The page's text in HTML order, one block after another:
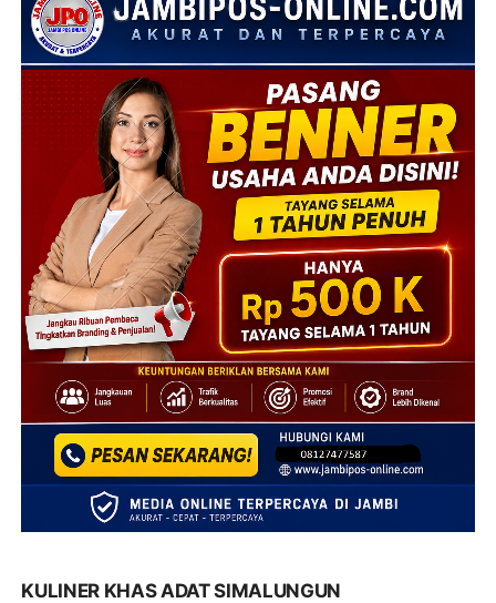
KULINER KHAS ADAT SIMALUNGUN